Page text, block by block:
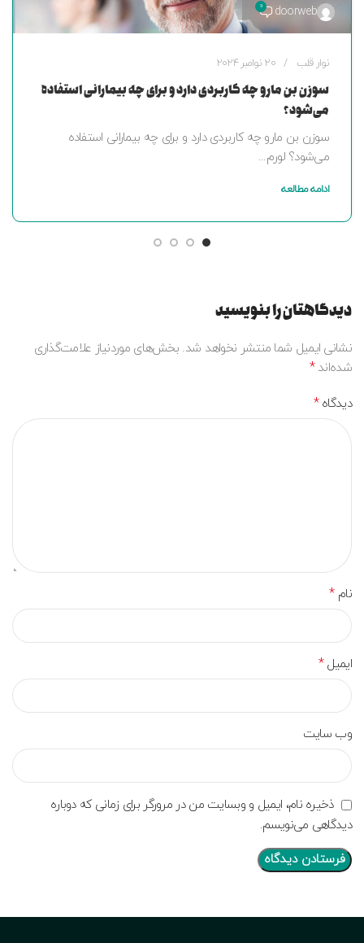
doorweb
0
نوار قلب 20 نوامبر 2024
سوزن بن مارو چه کاربردی دارد و برای چه بیمارانی استفاده
می‌شود؟
سوزن بن مارو چه کاربردی دارد و برای چه بیمارانی استفاده
می‌شود؟ لورم...
ادامه مطالعه
دیدگاهتان را بنویسید
نشانی ایمیل شما منتشر نخواهد شد. بخش‌های موردنیاز علامت‌گذاری
شده‌اند*
دیدگاه*
نام*
ایمیل*
وب‌ سایت
ذخیره نام، ایمیل و وبسایت من در مرورگر برای زمانی که دوباره
دیدگاهی می‌نویسم.